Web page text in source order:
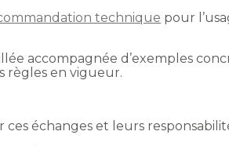
technique pour
accompagnée d’exemples
règles en vigueur.
échanges et leurs